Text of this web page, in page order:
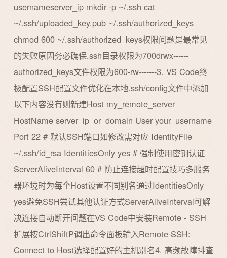
usernameserver_ip mkdir -p ~/.ssh cat
~/.ssh/uploaded_key.pub ~/.ssh/authorized_keys
chmod 600 ~/.ssh/authorized_keys权限问题是最常见
的失败原因务必确保.ssh目录权限为700drwx------
authorized_keys文件权限为600-rw-------3. VS Code终
极配置SSH配置文件优化在本地.ssh/config文件中添加
以下内容没有则新建Host my_remote_server
HostName server_ip_or_domain User your_username
Port 22 # 默认SSH端口如修改需对应 IdentityFile
~/.ssh/id_rsa IdentitiesOnly yes # 强制使用密钥认证
ServerAliveInterval 60 # 防止连接超时配置技巧多服务
器环境时为每个Host设置不同别名通过IdentitiesOnly
yes避免SSH尝试其他认证方式ServerAliveInterval可解
决连接自动断开问题在VS Code中安装Remote - SSH
扩展按CtrlShiftP调出命令面板输入Remote-SSH:
Connect to Host选择配置好的主机别名4. 高频故障排查